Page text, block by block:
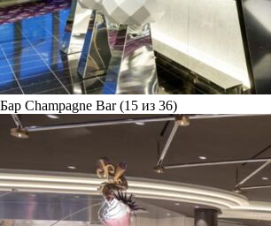
Бар Champagne Bar (15 из 36)